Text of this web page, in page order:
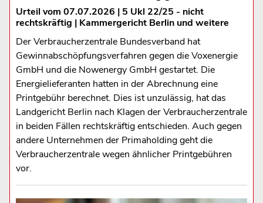
Urteil vom 07.07.2026 | 5 Ukl 22/25 - nicht
rechtskräftig | Kammergericht Berlin und weitere
Der Verbraucherzentrale Bundesverband hat
Gewinnabschöpfungsverfahren gegen die Voxenergie
GmbH und die Nowenergy GmbH gestartet. Die
Energielieferanten hatten in der Abrechnung eine
Printgebühr berechnet. Dies ist unzulässig, hat das
Landgericht Berlin nach Klagen der Verbraucherzentrale
in beiden Fällen rechtskräftig entschieden. Auch gegen
andere Unternehmen der Primaholding geht die
Verbraucherzentrale wegen ähnlicher Printgebühren
vor.